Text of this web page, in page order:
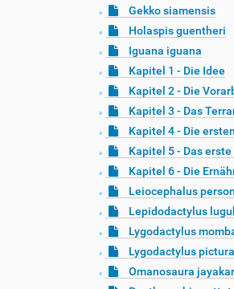
Gekko siamensis
Holaspis guentheri
Iguana iguana
Kapitel 1 - Die Idee
Kapitel 2 - Die
Kapitel 3 - Das
Kapitel 4 - Die
Kapitel 5 - Das
Kapitel 6 - Die
Leiocephalus
Lepidodactylus
Lygodactylus
Lygodactylus
Omanosaura